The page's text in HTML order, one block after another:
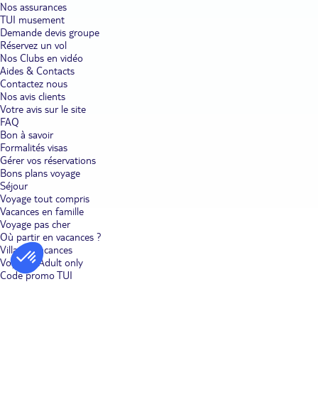
Nos assurances
TUI musement
Demande devis groupe
Réservez un vol
Nos Clubs en vidéo
Aides & Contacts
Contactez nous
Nos avis clients
Votre avis sur le site
FAQ
Bon à savoir
Formalités visas
Gérer vos réservations
Bons plans voyage
Séjour
Voyage tout compris
Vacances en famille
Voyage pas cher
Où partir en vacances ?
Villages vacances
Voyages Adult only
Code promo TUI